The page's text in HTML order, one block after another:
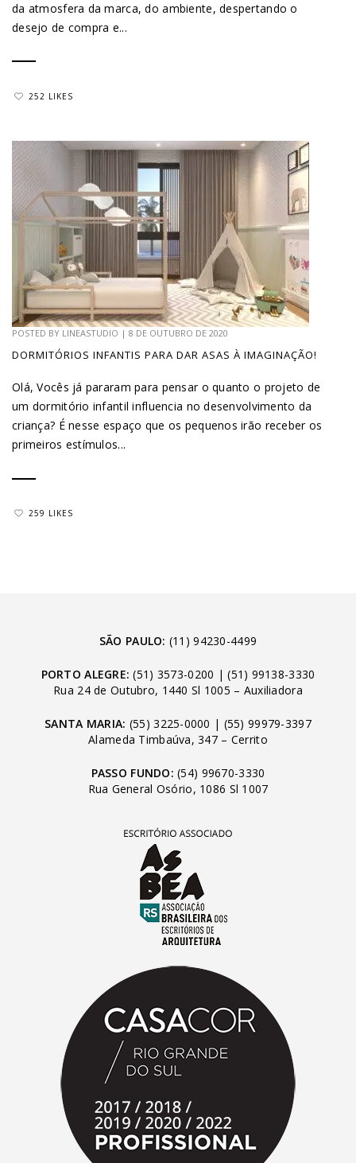
da atmosfera da marca, do ambiente, despertando o
desejo de compra e...
252 LIKES
POSTED BY LINEASTUDIO | 8 DE OUTUBRO DE 2020
DORMITÓRIOS INFANTIS PARA DAR ASAS À IMAGINAÇÃO!
Olá, Vocês já pararam para pensar o quanto o projeto de
um dormitório infantil influencia no desenvolvimento da
criança? É nesse espaço que os pequenos irão receber os
primeiros estímulos...
259 LIKES
SÃO PAULO: (11) 94230-4499
PORTO ALEGRE: (51) 3573-0200 |(51) 99138-3330
Rua 24 de Outubro, 1440 Sl 1005 – Auxiliadora
SANTA MARIA: (55) 3225-0000 | (55) 99979-3397
Alameda Timbaúva, 347 – Cerrito
PASSO FUNDO: (54) 99670-3330
Rua General Osório, 1086 Sl 1007